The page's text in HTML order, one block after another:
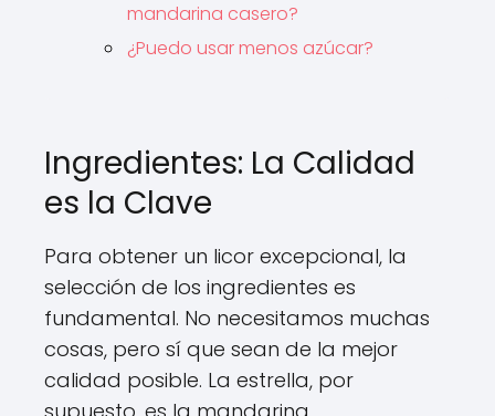
mandarina casero?
¿Puedo usar menos azúcar?
Ingredientes: La Calidad
es la Clave
Para obtener un licor excepcional, la
selección de los ingredientes es
fundamental. No necesitamos muchas
cosas, pero sí que sean de la mejor
calidad posible. La estrella, por